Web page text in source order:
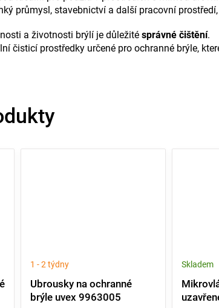
Ubrousky na ochranné
brýle uvex 9963005
1 - 2 týdny Skladem
průmysl, stavebnictví a další pracovní
a životnosti brýlí je důležité správné čištění.
čisticí prostředky určené pro ochranné brýle,